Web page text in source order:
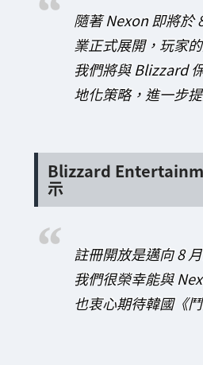
隨著 Nexon 即將於
業正式展開，玩家
我們將與 Blizzard
地化策略，進一步
Blizzard
示
註冊開放是邁向 8
我們很榮幸能與
也衷心期待韓國《